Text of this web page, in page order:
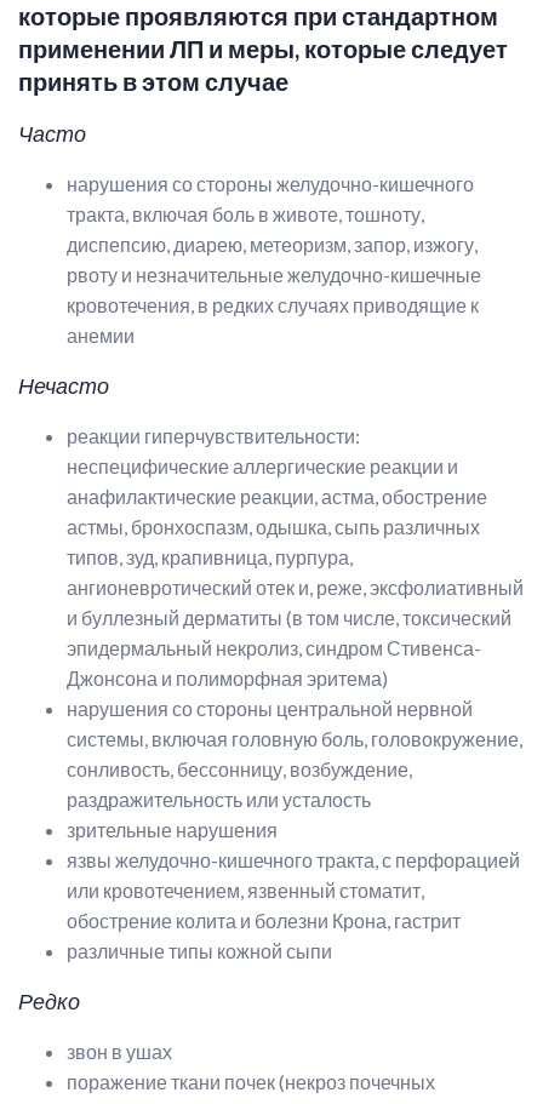
которые проявляются при стандартном
применении ЛП и меры, которые следует
принять в этом случае
Часто
нарушения со стороны желудочно-кишечного
тракта, включая боль в животе, тошноту,
диспепсию, диарею, метеоризм, запор, изжогу,
рвоту и незначительные желудочно-кишечные
кровотечения, в редких случаях приводящие к
анемии
Нечасто
реакции гиперчувствительности:
неспецифические аллергические реакции и
анафилактические реакции, астма, обострение
астмы, бронхоспазм, одышка, сыпь различных
типов, зуд, крапивница, пурпура,
ангионевротический отек и, реже, эксфолиативный
и буллезный дерматиты (в том числе, токсический
эпидермальный некролиз, синдром Стивенса-
Джонсона и полиморфная эритема)
нарушения со стороны центральной нервной
системы, включая головную боль, головокружение,
сонливость, бессонницу, возбуждение,
раздражительность или усталость
зрительные нарушения
язвы желудочно-кишечного тракта, с перфорацией
или кровотечением, язвенный стоматит,
обострение колита и болезни Крона, гастрит
различные типы кожной сыпи
Редко
звон в ушах
поражение ткани почек (некроз почечных